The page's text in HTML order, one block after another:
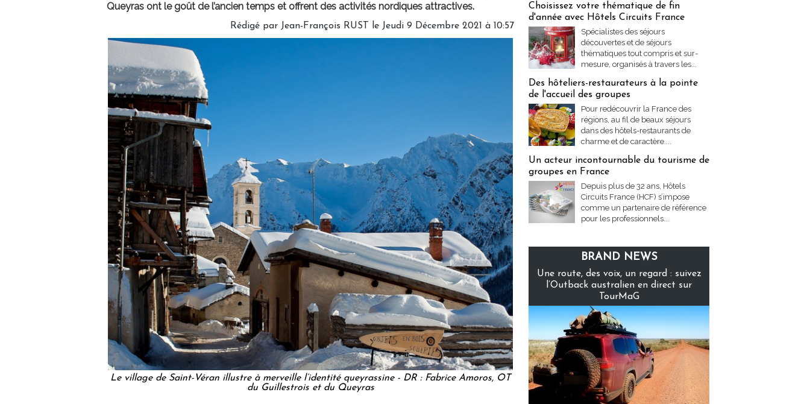
Queyras ont le goût de l’ancien temps et offrent des activités nordiques attractives.
Rédigé par Jean-François RUST le Jeudi 9 Décembre 2021 à 10:57
Le village de Saint-Véran illustre à merveille l’identité queyrassine - DR : Fabrice Amoros, OT
du Guillestrois et du Queyras
Choisissez votre thématique de fin
d'année avec Hôtels Circuits France
Spécialistes des séjours
découvertes et de séjours
thématiques tout compris et sur-
mesure, organisés à travers les...
Des hôteliers-restaurateurs à la pointe
de l'accueil des groupes
Pour redécouvrir la France des
régions, au fil de beaux séjours
dans des hôtels-restaurants de
charme et de caractère....
Un acteur incontournable du tourisme de
groupes en France
Depuis plus de 32 ans, Hôtels
Circuits France (HCF) s’impose
comme un partenaire de référence
pour les professionnels...
BRAND NEWS
Une route, des voix, un regard : suivez
l’Outback australien en direct sur
TourMaG